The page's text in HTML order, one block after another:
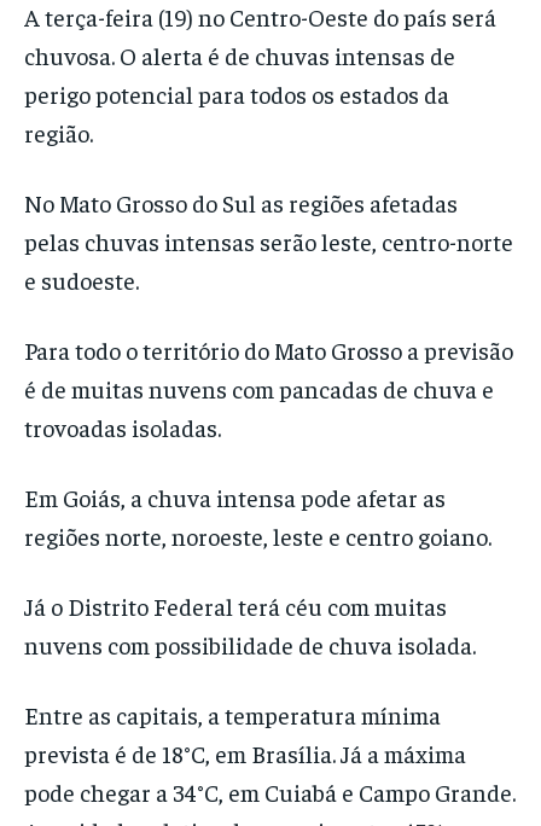
A terça-feira (19) no Centro-Oeste do país será
chuvosa. O alerta é de chuvas intensas de
perigo potencial para todos os estados da
região.
No Mato Grosso do Sul as regiões afetadas
pelas chuvas intensas serão leste, centro-norte
e sudoeste.
Para todo o território do Mato Grosso a previsão
é de muitas nuvens com pancadas de chuva e
trovoadas isoladas.
Em Goiás, a chuva intensa pode afetar as
regiões norte, noroeste, leste e centro goiano.
Já o Distrito Federal terá céu com muitas
nuvens com possibilidade de chuva isolada.
Entre as capitais, a temperatura mínima
prevista é de 18°C, em Brasília. Já a máxima
pode chegar a 34°C, em Cuiabá e Campo Grande.